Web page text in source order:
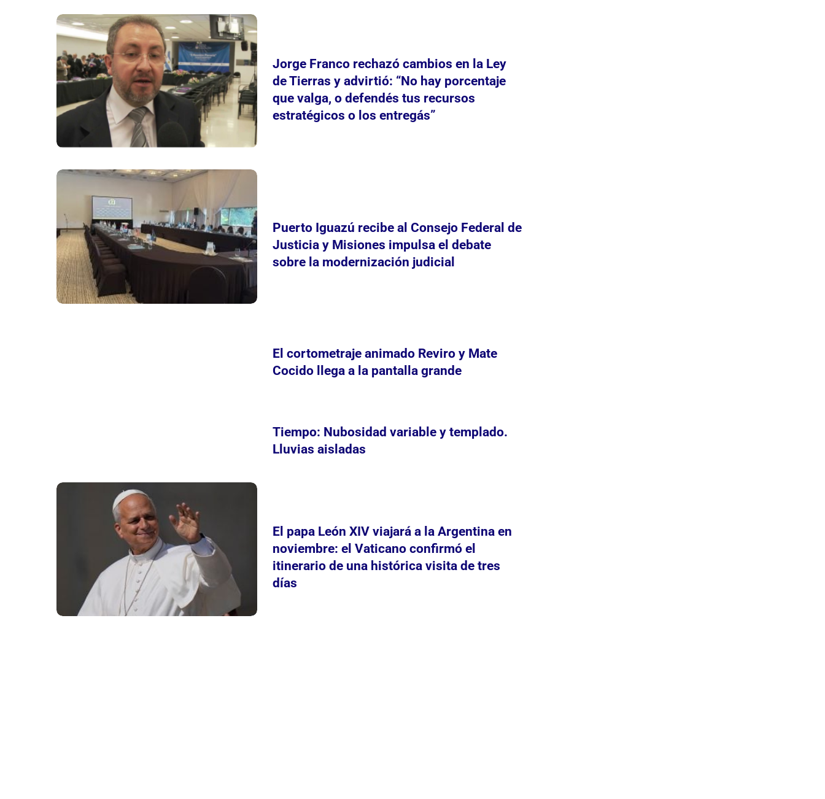
Jorge Franco rechazó cambios en la Ley
de Tierras y advirtió: “No hay porcentaje
que valga, o defendés tus recursos
estratégicos o los entregás”
Puerto Iguazú recibe al Consejo Federal de
Justicia y Misiones impulsa el debate
sobre la modernización judicial
El cortometraje animado Reviro y Mate
Cocido llega a la pantalla grande
Tiempo: Nubosidad variable y templado.
Lluvias aisladas
El papa León XIV viajará a la Argentina en
noviembre: el Vaticano confirmó el
itinerario de una histórica visita de tres
días